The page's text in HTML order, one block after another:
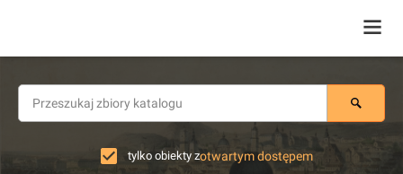
tylko obiekty zotwartym dostępem